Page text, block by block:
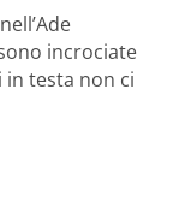
incrociate
in testa non ci